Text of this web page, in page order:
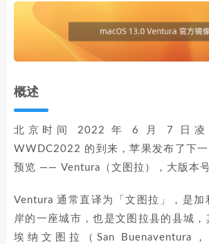
概述
北京时间 2022 年 6 月 7 日
WWDC2022 的到来，苹果发布了下一
预览 —— Ventura（文图拉），大版本
Ventura 通常直译为「文图拉」，是加
岸的一座城市，也是文图拉县的县城
埃纳文图拉（San Buenaventura